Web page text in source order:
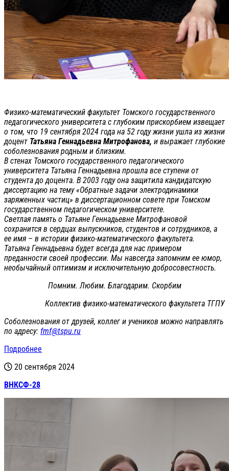
Физико-математический факультет Томского государственного
педагогического университета с глубоким прискорбием извещает
о том, что 19 сентября 2024 года на 52 году жизни ушла из жизни
доцент Татьяна Геннадьевна Митрофанова, и выражает глубокие
соболезнования родным и близким.
В стенах Томского государственного педагогического
университета Татьяна Геннадьевна прошла все ступени от
студента до доцента. В 2003 году она защитила кандидатскую
диссертацию на тему «Обратные задачи электродинамики
заряженных частиц» в диссертационном совете при Томском
государственном педагогическом университете.
Светлая память о Татьяне Геннадьевне Митрофановой
сохранится в сердцах выпускников, студентов и сотрудников, а
ее имя – в истории физико-математического факультета.
Татьяна Геннадьевна будет всегда для нас примером
преданности своей профессии. Мы навсегда запомним ее юмор,
необычайный оптимизм и исключительную добросовестность.
Помним. Любим. Благодарим. Скорбим
Коллектив физико-математического факультета ТГПУ
Соболезнования от друзей, коллег и учеников можно направлять
по адресу: fmf@tspu.ru
Подробнее
20 сентября 2024
ВНКСФ-28